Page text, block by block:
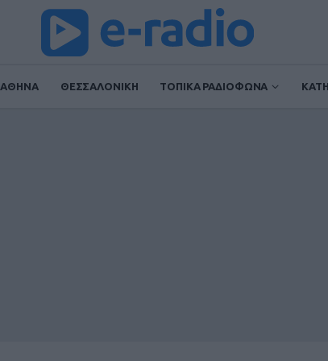
ΑΘΗΝΑ ΘΕΣΣΑΛΟΝΙΚΗ ΤΟΠΙΚΑ ΡΑΔΙΟΦΩΝΑ